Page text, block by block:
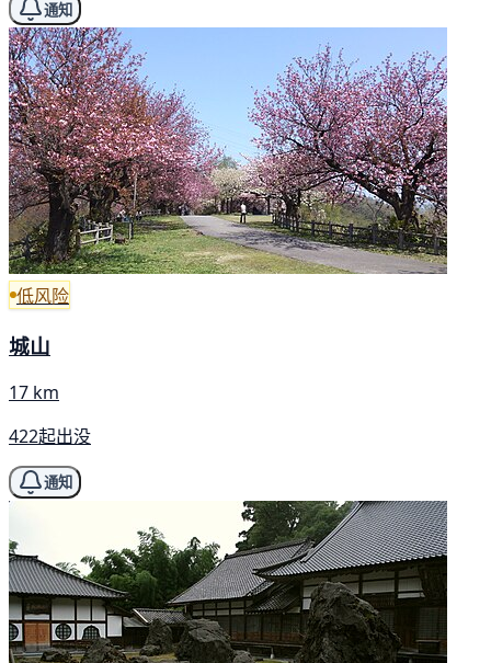
通知
低风险
城山
17 km
422起出没
通知